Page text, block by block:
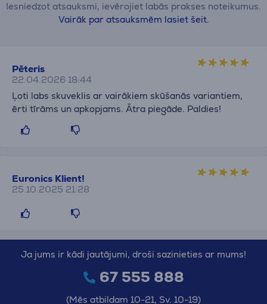
Iesniedzot atsauksmi, ievērojiet labās prakses noteikumus.
Vairāk par atsauksmēm lasiet šeit.
Pēteris
22.04.2026 18:44
Ļoti labs skuveklis ar vairākiem skūšanās variantiem,
ērti tīrāms un apkopjams. Ātra piegāde. Paldies!
Euronics Klient!
25.10.2025 21:28
Ja jums ir kādi jautājumi, droši sazinieties ar mums!
67 555 888
(Mēs atbildam 10-21, Sv. 10-19)